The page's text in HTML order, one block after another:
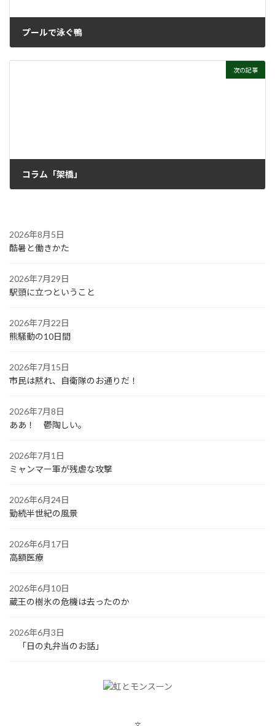
プールで泳ぐ鴨
次の記事
コラム「架橋」
2026年8月5日
酷暑と働きかた
2026年7月29日
駅頭に立つということ
2026年7月22日
熊騒動の10日間
2026年7月15日
市民は黙れ、自衛隊のお通りだ！
2026年7月8日
ああ！ 鬱陶しい。
2026年7月1日
ミャンマー軍が残虐な攻撃
2026年6月24日
勤続半世紀の風景
2026年6月17日
高額医療
2026年6月10日
蔵王の樹氷の危機は去ったのか
2026年6月3日
「日の丸弁当のお話」